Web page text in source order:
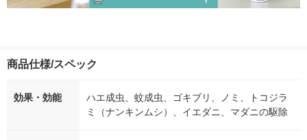
商品仕様/スペック
効果・効能
ハエ成虫、蚊成虫、ゴキブリ、ノミ、トコジラ
ミ（ナンキンムシ）、イエダニ、マダニの駆除